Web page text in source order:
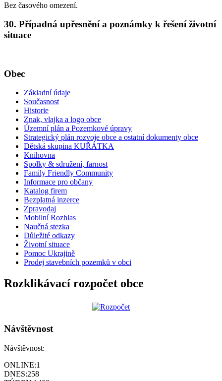
Bez časového omezení.
30. Případná upřesnění a poznámky k řešení životní
situace
Obec
Základní údaje
Současnost
Historie
Znak, vlajka a logo obce
Územní plán a Pozemkové úpravy
Strategický plán rozvoje obce a ostatní dokumenty obce
Dětská skupina KUŘÁTKA
Knihovna
Spolky & sdružení, farnost
Family Friendly Community
Informace pro občany
Katalog firem
Bezplatná inzerce
Zpravodaj
Mobilní Rozhlas
Naučná stezka
Důležité odkazy
Životní situace
Pomoc Ukrajině
Prodej stavebních pozemků v obci
Rozklikávací rozpočet obce
Návštěvnost
Návštěvnost:
ONLINE:1
DNES:258